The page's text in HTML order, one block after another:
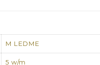
M LEDME
5 w/m